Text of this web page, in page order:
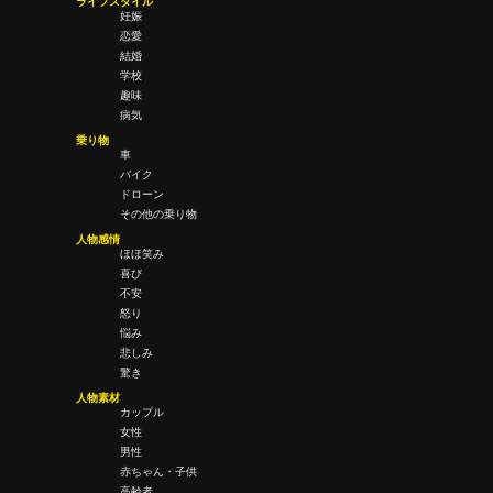
妊娠
恋愛
結婚
学校
趣味
病気
乗り物
車
バイク
ドローン
その他の乗り物
人物感情
ほほ笑み
喜び
不安
怒り
悩み
悲しみ
驚き
人物素材
カップル
女性
男性
赤ちゃん・子供